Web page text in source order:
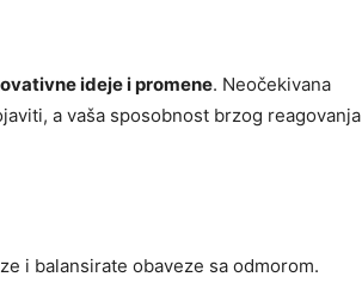
ideje i promene. Neočekivana
a vaša sposobnost brzog reagovanja
i balansirate obaveze sa odmorom.